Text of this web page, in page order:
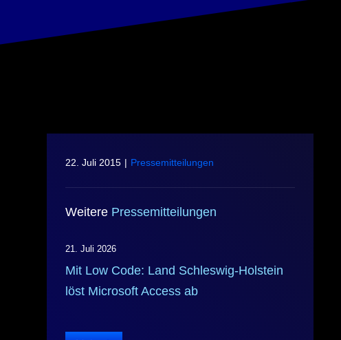
22. Juli 2015 | Pressemitteilungen
Weitere Pressemitteilungen
21. Juli 2026
Mit Low Code: Land Schleswig-Holstein
löst Microsoft Access ab